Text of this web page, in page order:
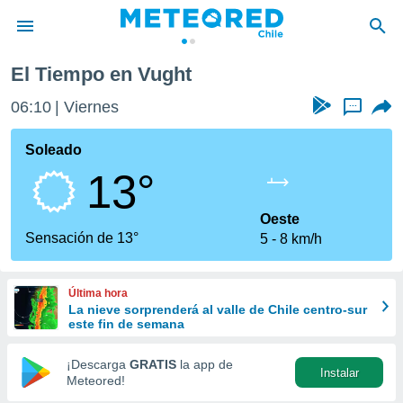
de
por
que se
calidad.
a este
las
y
forma
digital
basada
El Tiempo en Vught
06:10 Viernes ...
Soleado
13°
Sensación de 13°
Oeste
5
8 km/h
Última hora
La nieve sorprenderá al valle de Chile centro-sur
este fin de semana
¡Descarga GRATIS la app de
Meteored!
Instalar